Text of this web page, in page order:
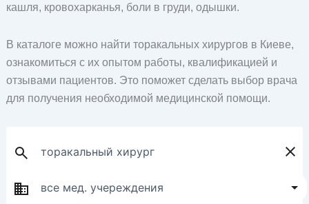
кашля, кровохарканья, боли в груди, одышки.
В каталоге можно найти торакальных хирургов в Киеве,
ознакомиться с их опытом работы, квалификацией и
отзывами пациентов. Это поможет сделать выбор врача
для получения необходимой медицинской помощи.